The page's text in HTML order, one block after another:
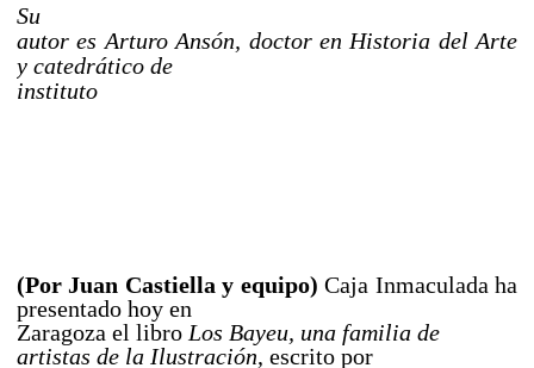
Su
autor es Arturo Ansón, doctor en Historia del Arte
y catedrático de
instituto
(Por Juan Castiella y equipo) Caja Inmaculada ha
presentado hoy en
Zaragoza el libro Los Bayeu, una familia de
artistas de la Ilustración, escrito por